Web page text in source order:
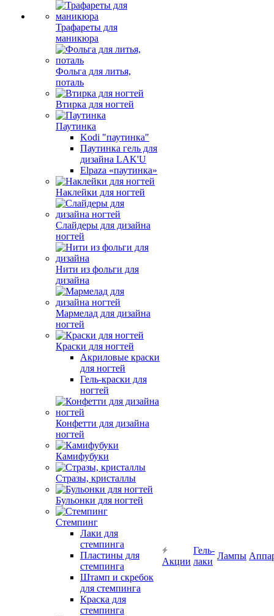
Трафареты для
маникюра
Фольга для литья,
поталь
Втирка для ногтей
Паутинка
Kodi "паутинка"
Паутинка гель для
дизайна LAK'U
Elpaza «паутинка»
Наклейки для ногтей
Слайдеры для дизайна
ногтей
Нити из фольги для
дизайна
Мармелад для дизайна
ногтей
Краски для ногтей
Акриловые краски
для ногтей
Гель-краски для
ногтей
Конфетти для дизайна
ногтей
Камифубуки
Стразы, кристаллы
Бульонки для ногтей
Стемпинг
Лаки для
стемпинга
Пластины для
стемпинга
Штамп и скребок
для стемпинга
Краска для
стемпинга
Акции
Гель-
лаки
Лампы